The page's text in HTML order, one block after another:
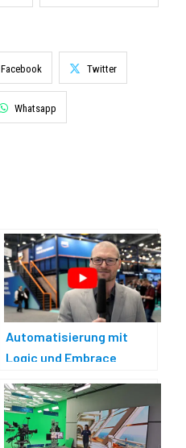
Facebook Twitter
Whatsapp
Automatisierung mit
Logic und Embrace